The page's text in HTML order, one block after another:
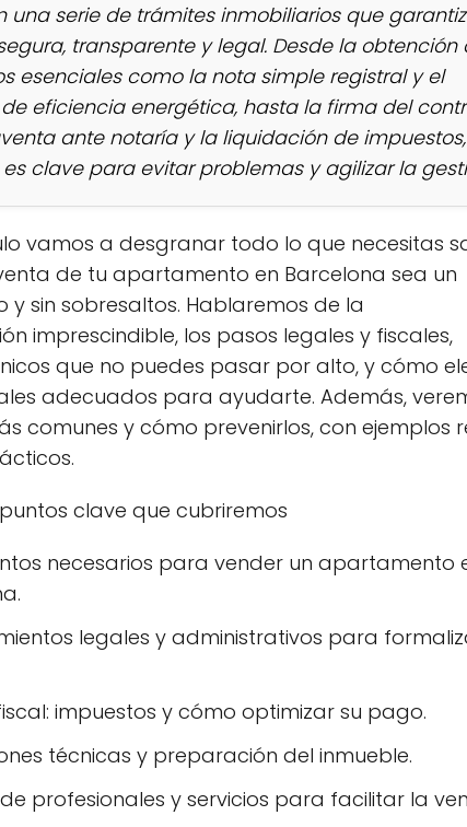
una serie de trámites inmobiliarios que
transparente y legal. Desde la obtención
esenciales como la nota simple registral y el
eficiencia energética, hasta la firma del
ante notaría y la liquidación de impuestos,
clave para evitar problemas y agilizar la
vamos a desgranar todo lo que necesitas
de tu apartamento en Barcelona sea un
y sin sobresaltos. Hablaremos de la
imprescindible, los pasos legales y fiscales,
que no puedes pasar por alto, y cómo
adecuados para ayudarte. Además,
comunes y cómo prevenirlos, con ejemplos
clave que cubriremos
necesarios para vender un apartamento
legales y administrativos para
impuestos y cómo optimizar su pago.
técnicas y preparación del inmueble.
profesionales y servicios para facilitar la